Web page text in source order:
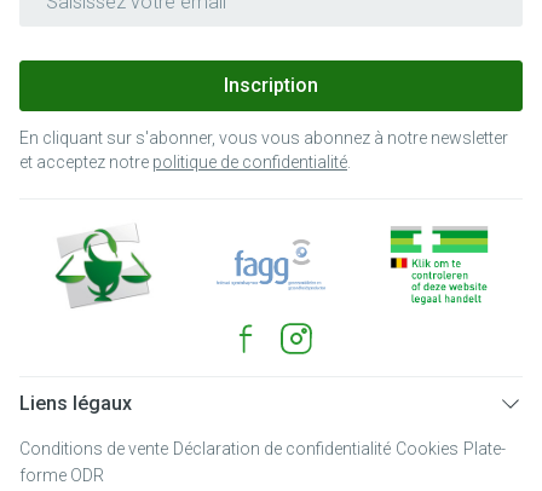
Inscription
En cliquant sur s'abonner, vous vous abonnez à notre newsletter
et acceptez notre politique de confidentialité
Liens légaux
Conditions de vente Déclaration de confidentialité Cookies Plate-
forme ODR